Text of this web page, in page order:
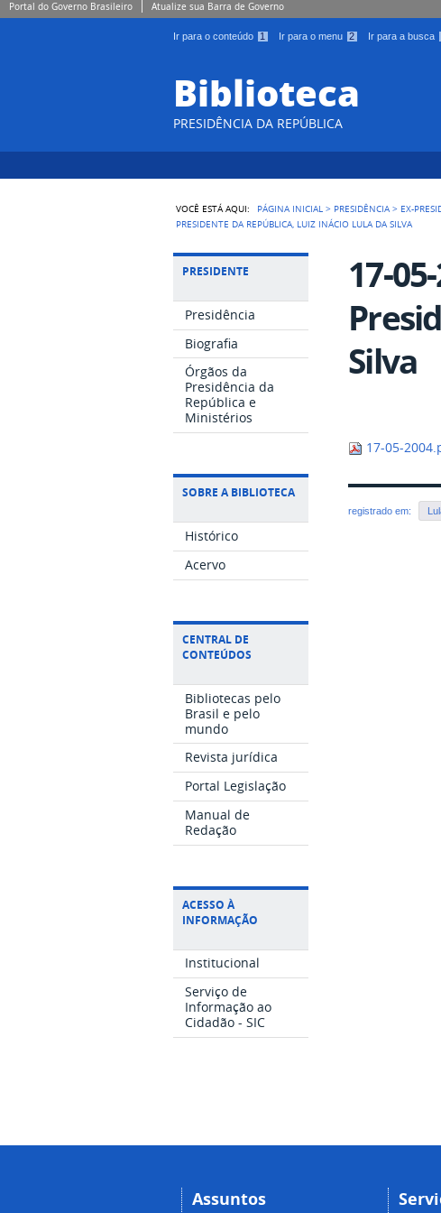
Portal do Governo Brasileiro Atualize sua Barra de Governo
Ir para o conteúdo 1 Ir para o menu 2 Ir para a busca
Biblioteca
PRESIDÊNCIA DA REPÚBLICA
VOCÊ ESTÁ AQUI: PÁGINA INICIAL > PRESIDÊNCIA > EX-
PRESIDENTE DA REPÚBLICA, LUIZ INÁCIO LULA DA SILVA
PRESIDENTE
Presidência
Biografia
Órgãos da
Presidência da
República e
Ministérios
SOBRE A BIBLIOTECA
Histórico
Acervo
CENTRAL DE
CONTEÚDOS
Bibliotecas pelo
Brasil e pelo
mundo
Revista jurídica
Portal Legislação
Manual de
Redação
ACESSO À
INFORMAÇÃO
Institucional
Serviço de
Informação ao
Cidadão - SIC
17-
Silva
17-05-
registrado em:
Assuntos